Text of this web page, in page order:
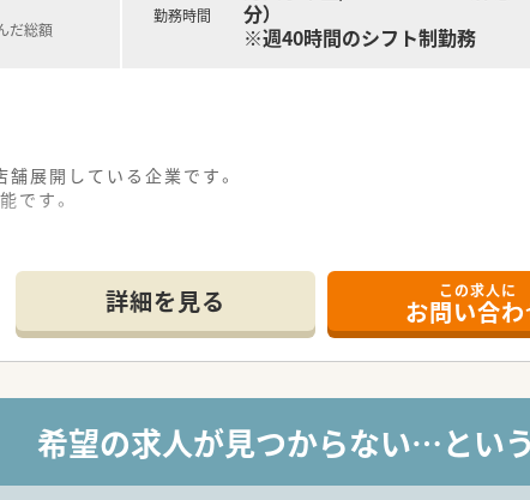
だ総額
勤務時間
分）
※週40時間のシフト制勤務
展開している企業です。
です。
詳細を見る この求人に
お問い合わ
希望の求人が見つからない…とい